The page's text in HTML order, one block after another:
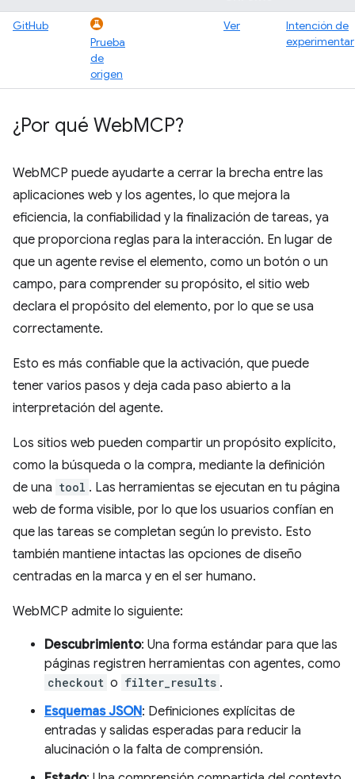
GitHub
Prueba
de
origen
Ver
Intención de
experimentar
¿Por qué WebMCP?
WebMCP puede ayudarte a cerrar la brecha entre las
aplicaciones web y los agentes, lo que mejora la
eficiencia, la confiabilidad y la finalización de tareas, ya
que proporciona reglas para la interacción. En lugar de
que un agente revise el elemento, como un botón o un
campo, para comprender su propósito, el sitio web
declara el propósito del elemento, por lo que se usa
correctamente.
Esto es más confiable que la activación, que puede
tener varios pasos y deja cada paso abierto a la
interpretación del agente.
Los sitios web pueden compartir un propósito explícito,
como la búsqueda o la compra, mediante la definición
de una tool . Las herramientas se ejecutan en tu página
web de forma visible, por lo que los usuarios confían en
que las tareas se completan según lo previsto. Esto
también mantiene intactas las opciones de diseño
centradas en la marca y en el ser humano.
WebMCP admite lo siguiente:
Descubrimiento: Una forma estándar para que las
páginas registren herramientas con agentes, como
checkout o filter_results .
Esquemas JSON: Definiciones explícitas de
entradas y salidas esperadas para reducir la
alucinación o la falta de comprensión.